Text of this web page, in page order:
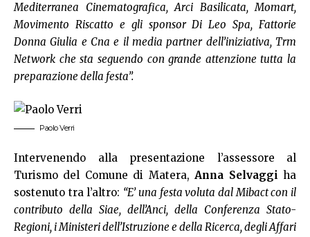
Mediterranea Cinematografica, Arci Basilicata, Momart,
Movimento Riscatto e gli sponsor Di Leo Spa, Fattorie
Donna Giulia e Cna e il media partner dell’iniziativa, Trm
Network che sta seguendo con grande attenzione tutta la
preparazione della festa”.
Paolo Verri
Intervenendo alla presentazione l’assessore al
Turismo del Comune di Matera,Anna Selvaggi ha
sostenuto tra l’altro: “E’ una festa voluta dal Mibact con il
contributo della Siae, dell’Anci, della Conferenza Stato-
Regioni, i Ministeri dell’Istruzione e della Ricerca, degli Affari